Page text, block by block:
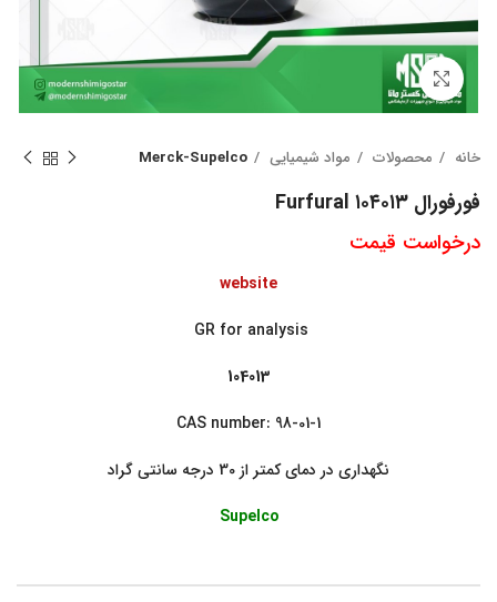
بزرگنمایی تصویر
خانه محصولات مواد شیمیایی Merck-Supelco
فورفورال ۱۰۴۰۱۳ Furfural
درخواست قیمت
website
GR for analysis
104013
CAS number: 98-01-1
نگهداری در دمای کمتر از 30 درجه سانتی گراد
Supelco